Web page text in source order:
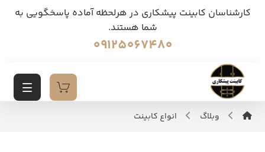
کارشناسان کابینت پیشکاری در هرلحظه آماده پاسخگویی به
شما هستند.
09125067480
وبلاگ انواع کابینت